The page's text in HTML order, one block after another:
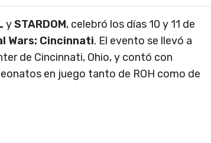
ySTARDOM, celebró los días 10 y 11 de
Wars: Cincinnati. El evento se llevó a
de Cincinnati, Ohio, y contó con
en juego tanto de ROH como de